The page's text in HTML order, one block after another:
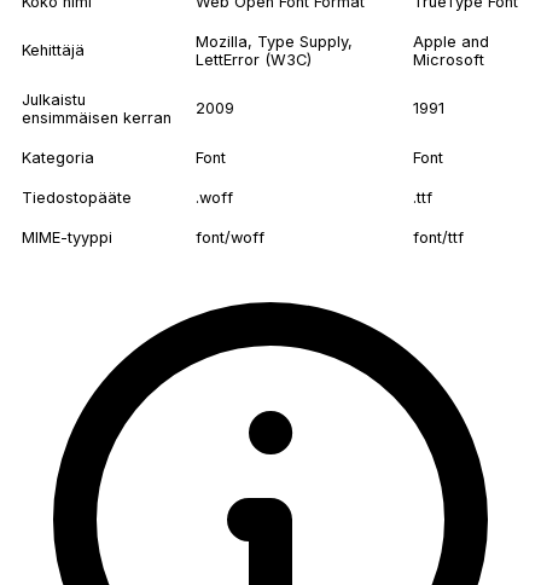
Kehittäjä
Mozilla, Type Supply,
LettError (W3C)
Apple and
Microsoft
Julkaistu
ensimmäisen kerran
2009 1991
Kategoria Font Font
Tiedostopääte .woff .ttf
MIME-tyyppi font/woff font/ttf